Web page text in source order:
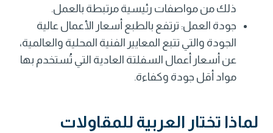
ذلك من مواصفات رئيسية مرتبطة بالعمل.
جودة العمل: ترتفع بالطبع أسعار الأعمال عالية
الجودة والتي تتبع المعايير الفنية المحلية والعالمية،
عن أسعار أعمال السفلتة العادية التي تُستخدم بها
مواد أقل جودة وكفاءة.
لماذا تختار العربية للمقاولات